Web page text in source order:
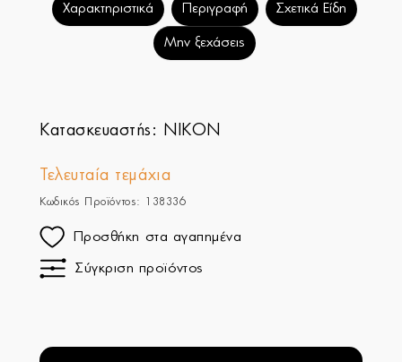
Χαρακτηριστικά Περιγραφή Σχετικά Είδη
Μην ξεχάσεις
Κατασκευαστής: NIKON
Τελευταία τεμάχια
Κωδικός Προϊόντος: 138336
Προσθήκη στα αγαπημένα
Σύγκριση προϊόντος